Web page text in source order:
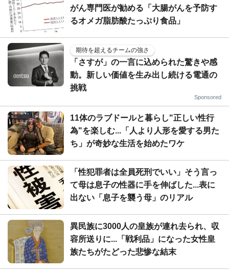
がん専門医が勧める「大腸がんを予防す
るオメガ脂肪酸たっぷり食品」
期待を超えるチームの強さ
「さすが」の一言に込められた驚きや感
動。新しい価値を生み出し続ける電通の
挑戦
Sponsored
11体のラブドールと暮らし"正しい性行
為"を楽しむ...「人より人形を愛する男た
ち」が奇妙な生活を始めたワケ
「性犯罪者は全員死刑でいい」そう言っ
て母は息子の性器に手を伸ばした...表に
出ない「息子を襲う母」のリアル
異民族に3000人の皇族が連れ去られ、収
容所送りに...「戦利品」になった女性皇
族たちがたどった悲惨な結末